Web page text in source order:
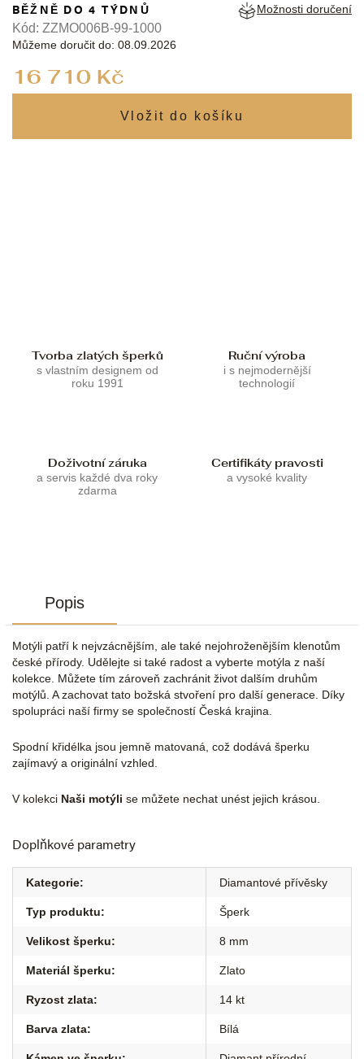
16 710 Kč
BĚŽNĚ DO 4 TÝDNŮ
Můžeme doručit do: 08.09.2026
Možnosti doručení
Kód: ZZMO006B-99-1000
Tvorba zlatých šperků
s vlastním designem od
roku 1991
Ruční výroba
i s nejmodernější
technologií
Doživotní záruka
a servis každé dva roky
zdarma
Certifikáty pravosti
a vysoké kvality
Popis
Motýli patří k nejvzácnějším, ale také nejohroženějším klenotům
české přírody. Udělejte si také radost a vyberte motýla z naší
kolekce. Můžete tím zároveň zachránit život dalším druhům
motýlů. A zachovat tato božská stvoření pro další generace. Díky
spolupráci naší firmy se společností Česká krajina.
Spodní křidélka jsou jemně matovaná, což dodává šperku
zajímavý a originální vzhled.
V kolekci Naši motýli se můžete nechat unést jejich krásou.
Doplňkové parametry
Kategorie: Diamantové přívěsky
Typ produktu: Šperk
Velikost šperku: 8 mm
Materiál šperku: Zlato
Ryzost zlata: 14 kt
Barva zlata: Bílá